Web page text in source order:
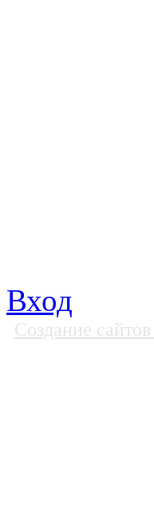
Вход
Создание сайтов